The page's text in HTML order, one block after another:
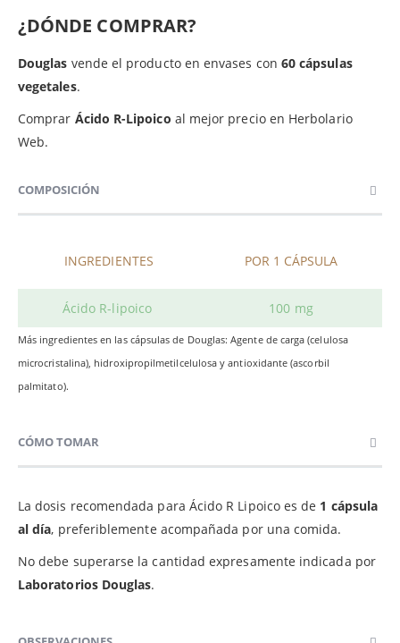
¿DÓNDE COMPRAR?
Douglas vende el producto en envases con 60 cápsulas
vegetales.
Comprar Ácido R-Lipoico al mejor precio en Herbolario
Web.
COMPOSICIÓN
INGREDIENTES POR 1 CÁPSULA
Ácido R-lipoico 100 mg
Más ingredientes en las cápsulas de Douglas: Agente de carga (celulosa
microcristalina), hidroxipropilmetilcelulosa y antioxidante (ascorbil
palmitato).
CÓMO TOMAR
La dosis recomendada para Ácido R Lipoico es de 1 cápsula
al día, preferiblemente acompañada por una comida.
No debe superarse la cantidad expresamente indicada por
Laboratorios Douglas.